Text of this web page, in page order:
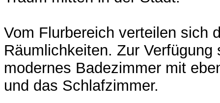
Vom Flurbereich verteilen sich
Räumlichkeiten. Zur Verfügung
modernes Badezimmer mit
und das Schlafzimmer.